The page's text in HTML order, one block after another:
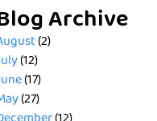
Archive
(2)
(12)
(17)
(27)